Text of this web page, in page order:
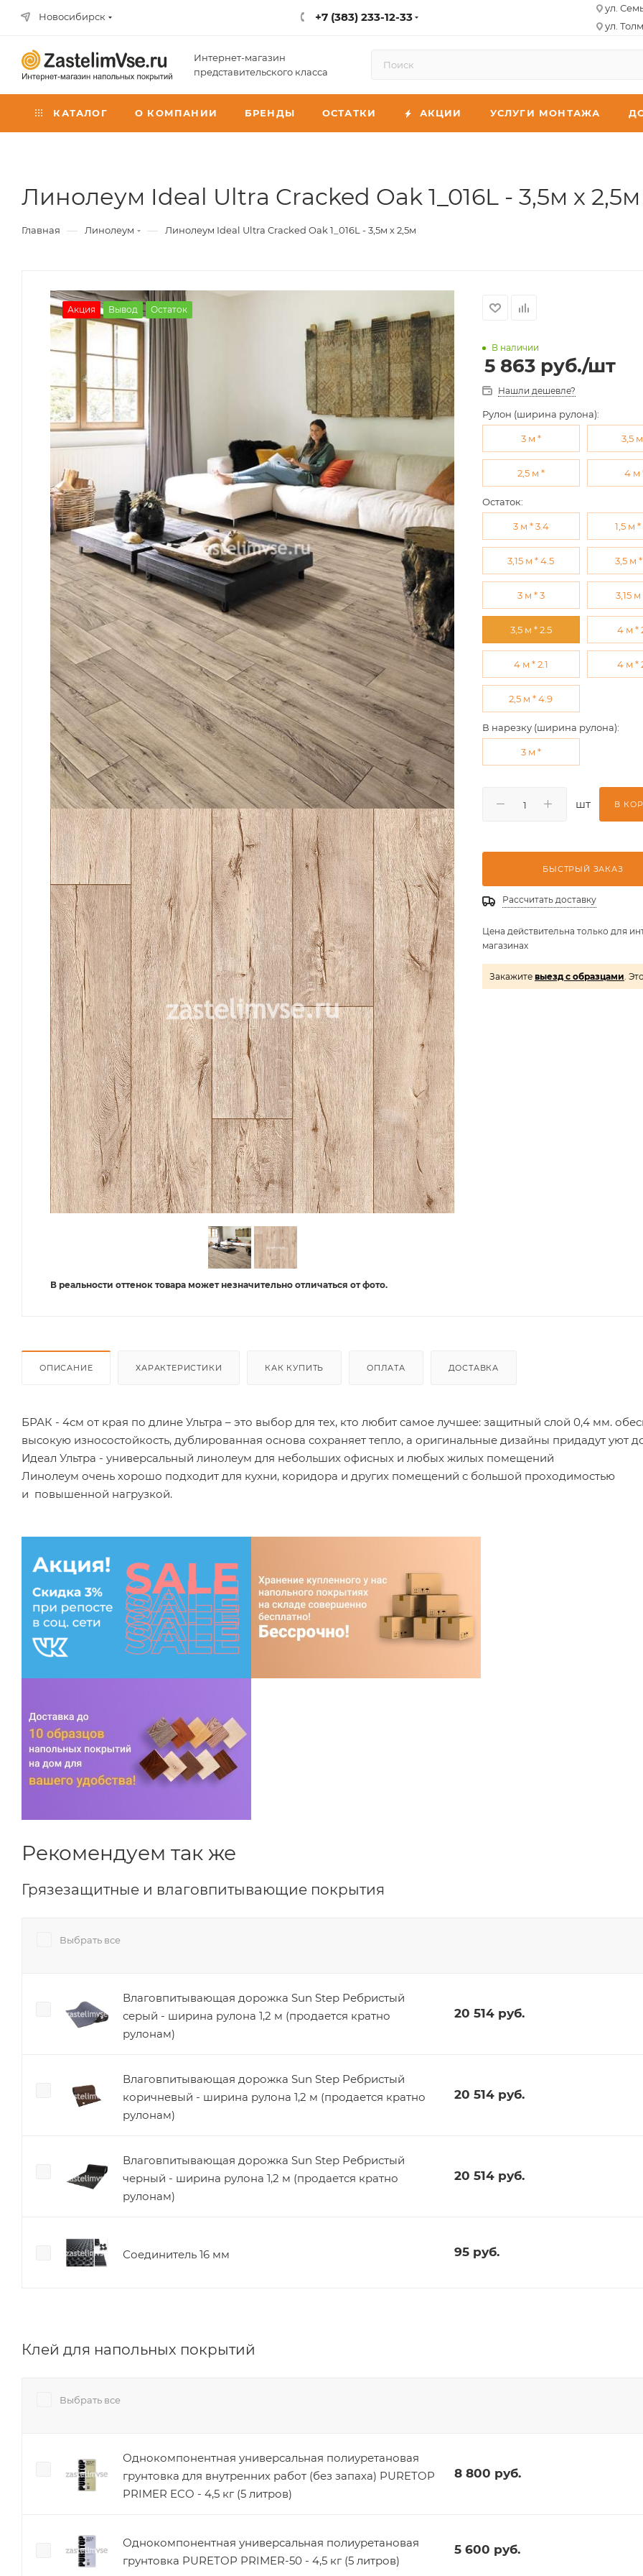
Новосибирск +7 (383) 233-12-33
ул.
ул.
Интернет-магазин
представительского класса
КАТАЛОГ О КОМПАНИИ БРЕНДЫ ОСТАТКИ АКЦИИ УСЛУГИ МОНТАЖА
Линолеум Ideal Ultra Cracked Oak 1_016L - 3,5м х 2,5м
Главная — Линолеум — Линолеум Ideal Ultra Cracked Oak 1_016L - 3,5м х 2,5м
Акция Вывод Остаток
В наличии
5 863 руб./шт
Нашли дешевле?
Рулон (ширина рулона):
3 м * 3,5
2,5 м * 4 м
Остаток:
3 м * 3.4 1,5 м *
3,15 м * 4.5 3,5 м *
3 м * 3 3,15
3,5 м * 2.5 4 м *
4 м * 2.1 4 м *
2,5 м * 4.9
В нарезку (ширина рулона):
3 м *
шт В
БЫСТРЫЙ ЗАКАЗ
Рассчитать доставку
Цена действительна только для
магазинах
Закажите выезд с образцами .
В реальности оттенок товара может незначительно отличаться от фото.
ОПИСАНИЕ ХАРАКТЕРИСТИКИ КАК КУПИТЬ ОПЛАТА ДОСТАВКА
БРАК - 4см от края по длине Ультра – это выбор для тех, кто любит самое лучшее: защитный слой 0,4 мм.
высокую износостойкость, дублированная основа сохраняет тепло, а оригинальные дизайны придадут уют
Идеал Ультра - универсальный линолеум для небольших офисных и любых жилых помещений
Линолеум очень хорошо подходит для кухни, коридора и других помещений с большой проходимостью
и повышенной нагрузкой.
Рекомендуем так же
Грязезащитные и влаговпитывающие покрытия
Выбрать все
Влаговпитывающая дорожка Sun Step Ребристый
серый - ширина рулона 1,2 м (продается кратно
рулонам)
20 514руб.
Влаговпитывающая дорожка Sun Step Ребристый
коричневый - ширина рулона 1,2 м (продается кратно
рулонам)
20 514руб.
Влаговпитывающая дорожка Sun Step Ребристый
черный - ширина рулона 1,2 м (продается кратно
рулонам)
20 514руб.
Соединитель 16 мм 95руб.
Клей для напольных покрытий
Выбрать все
Однокомпонентная универсальная полиуретановая
грунтовка для внутренних работ (без запаха) PURETOP
PRIMER ECO - 4,5 кг (5 литров)
8 800 руб.
Однокомпонентная универсальная полиуретановая
грунтовка PURETOP PRIMER-50 - 4,5 кг (5 литров)
5 600 руб.